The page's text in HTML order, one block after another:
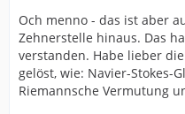
Och menno - das ist aber
Zehnerstelle hinaus. Das
verstanden. Habe lieber
gelöst, wie: Navier-Stokes-
Riemannsche Vermutung